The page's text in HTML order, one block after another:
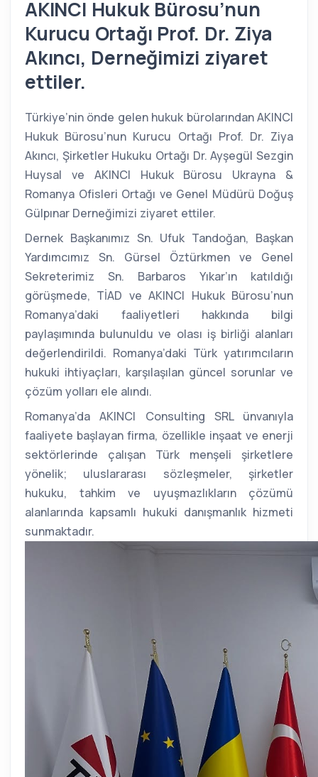
AKINCI Hukuk Bürosu’nun
Kurucu Ortağı Prof. Dr. Ziya
Akıncı, Derneğimizi ziyaret
ettiler.
Türkiye’nin önde gelen hukuk bürolarından AKINCI
Hukuk Bürosu’nun Kurucu Ortağı Prof. Dr. Ziya
Akıncı, Şirketler Hukuku Ortağı Dr. Ayşegül Sezgin
Huysal ve AKINCI Hukuk Bürosu Ukrayna &
Romanya Ofisleri Ortağı ve Genel Müdürü Doğuş
Gülpınar Derneğimizi ziyaret ettiler.
Dernek Başkanımız Sn. Ufuk Tandoğan, Başkan
Yardımcımız Sn. Gürsel Öztürkmen ve Genel
Sekreterimiz Sn. Barbaros Yıkar’ın katıldığı
görüşmede, TİAD ve AKINCI Hukuk Bürosu’nun
Romanya’daki faaliyetleri hakkında bilgi
paylaşımında bulunuldu ve olası iş birliği alanları
değerlendirildi. Romanya’daki Türk yatırımcıların
hukuki ihtiyaçları, karşılaşılan güncel sorunlar ve
çözüm yolları ele alındı.
Romanya’da AKINCI Consulting SRL ünvanıyla
faaliyete başlayan firma, özellikle inşaat ve enerji
sektörlerinde çalışan Türk menşeli şirketlere
yönelik; uluslararası sözleşmeler, şirketler
hukuku, tahkim ve uyuşmazlıkların çözümü
alanlarında kapsamlı hukuki danışmanlık hizmeti
sunmaktadır.